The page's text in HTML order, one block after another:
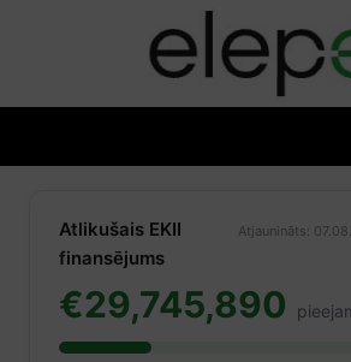
Atlikušais EKII
finansējums
Atjaunināts:
€29,745,890